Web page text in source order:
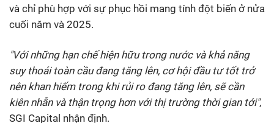
và chỉ phù hợp với sự phục hồi mang tính đột biến ở nửa
cuối năm và 2025.
"Với những hạn chế hiện hữu trong nước và khả năng
suy thoái toàn cầu đang tăng lên, cơ hội đầu tư tốt trở
nên khan hiếm trong khi rủi ro đang tăng lên, sẽ cần
kiên nhẫn và thận trọng hơn với thị trường thời gian tới",
SGI Capital nhận định.